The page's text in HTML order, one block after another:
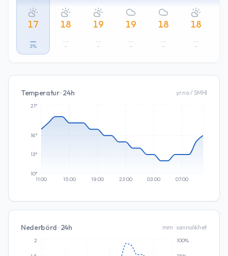
17
3%
18
–
19
–
19
–
18
–
18
–
Temperatur · 24h yr.no / SMHI
11:00 15:00 19:00 23:00 03:00 07:00
10°
13°
16°
21°
Nederbörd · 24h mm · sannolikhet
2 100%